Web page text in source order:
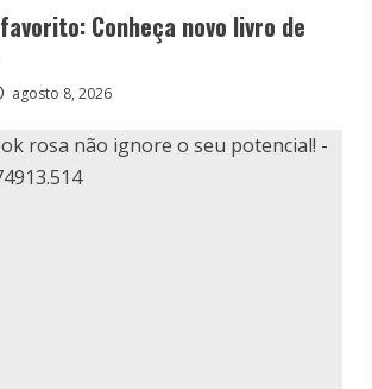
Conheça novo livro de
agosto 8, 2026